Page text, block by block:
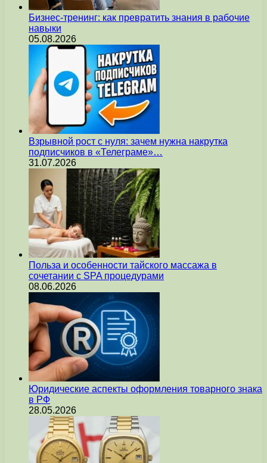
Бизнес-тренинг: как превратить знания в рабочие
навыки
05.08.2026
Взрывной рост с нуля: зачем нужна накрутка
подписчиков в «Телеграме»…
31.07.2026
Польза и особенности тайского массажа в
сочетании с SPA процедурами
08.06.2026
Юридические аспекты оформления товарного знака
в РФ
28.05.2026